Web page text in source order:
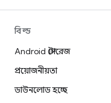
বিল্ড
Android স্টোরেজ
প্রয়োজনীয়তা
ডাউনলোড হচ্ছে